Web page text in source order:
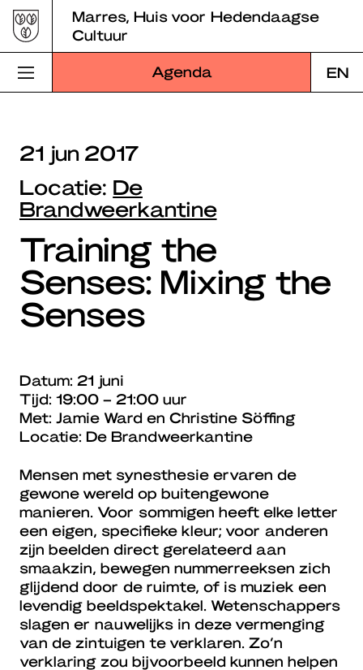
Skip
to
content
Marres, Huis voor Hedendaagse
Cultuur
Agenda EN
Programma
Educatie
Over Marres
Marres Kitchen
Shop
21 jun 2017
Locatie: De
Brandweerkantine
Training the
Senses: Mixing the
Senses
Datum: 21 juni
Tijd: 19:00 – 21:00 uur
Met: Jamie Ward en Christine Söffing
Locatie: De Brandweerkantine
Mensen met synesthesie ervaren de
gewone wereld op buitengewone
manieren. Voor sommigen heeft elke letter
een eigen, specifieke kleur; voor anderen
zijn beelden direct gerelateerd aan
smaakzin, bewegen nummerreeksen zich
glijdend door de ruimte, of is muziek een
levendig beeldspektakel. Wetenschappers
slagen er nauwelijks in deze vermenging
van de zintuigen te verklaren. Zo’n
verklaring zou bijvoorbeeld kunnen helpen